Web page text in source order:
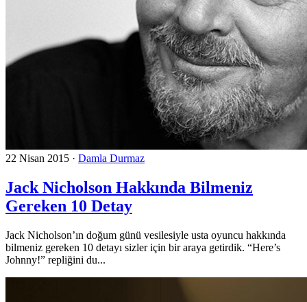
22 Nisan 2015 · Damla Durmaz
Jack Nicholson Hakkında Bilmeniz
Gereken 10 Detay
Jack Nicholson’ın doğum günü vesilesiyle usta oyuncu hakkında
bilmeniz gereken 10 detayı sizler için bir araya getirdik. “Here’s
Johnny!” repliğini du...